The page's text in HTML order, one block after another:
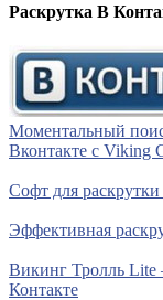
Раскрутка В
Моментальный
Вконтакте с Viking
Софт для
Эффективная
Викинг Тролль Lite
Контакте